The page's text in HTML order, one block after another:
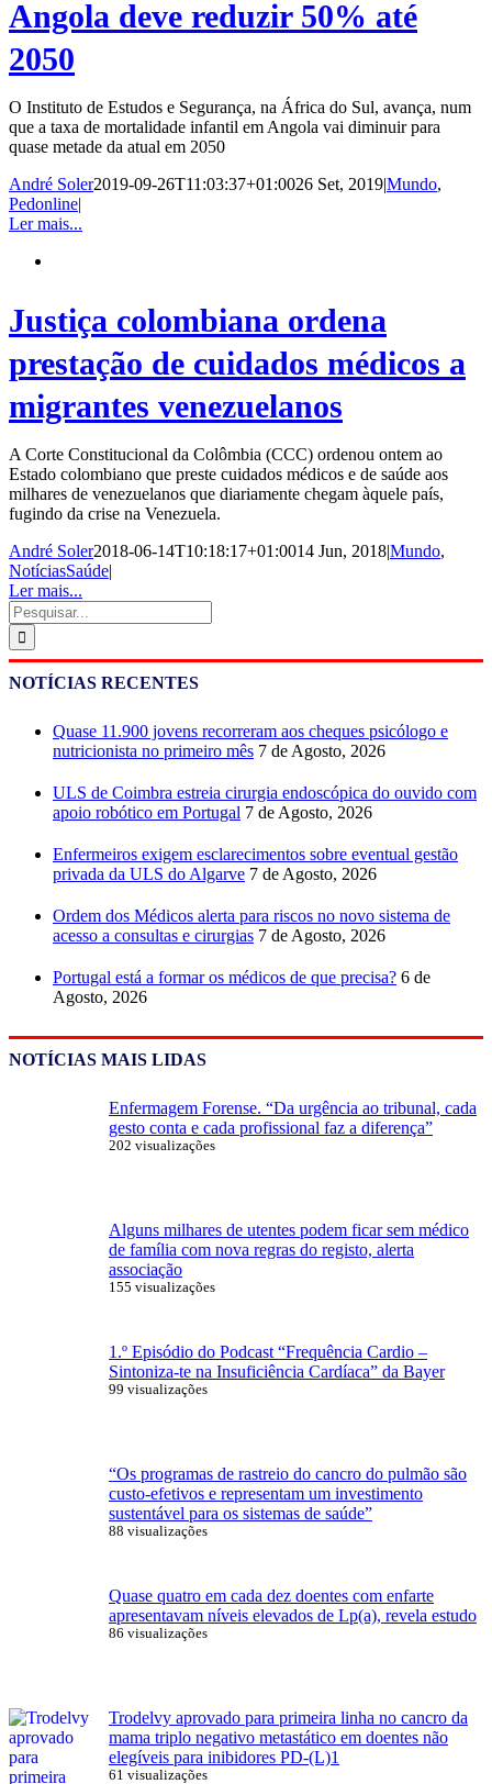
Angola deve reduzir 50% até
2050
O Instituto de Estudos e Segurança, na África do Sul, avança, num
que a taxa de mortalidade infantil em Angola vai diminuir para
quase metade da atual em 2050
André Soler2019-09-26T11:03:37+01:0026 Set, 2019|Mundo,
Pedonline|
Ler mais...
Justiça colombiana ordena
prestação de cuidados médicos a
migrantes venezuelanos
A Corte Constitucional da Colômbia (CCC) ordenou ontem ao
Estado colombiano que preste cuidados médicos e de saúde aos
milhares de venezuelanos que diariamente chegam àquele país,
fugindo da crise na Venezuela.
André Soler2018-06-14T10:18:17+01:0014 Jun, 2018|Mundo,
NotíciasSaúde|
Ler mais...
Pesquisar
NOTÍCIAS RECENTES
Quase 11.900 jovens recorreram aos cheques psicólogo e
nutricionista no primeiro mês 7 de Agosto, 2026
ULS de Coimbra estreia cirurgia endoscópica do ouvido com
apoio robótico em Portugal 7 de Agosto, 2026
Enfermeiros exigem esclarecimentos sobre eventual gestão
privada da ULS do Algarve 7 de Agosto, 2026
Ordem dos Médicos alerta para riscos no novo sistema de
acesso a consultas e cirurgias 7 de Agosto, 2026
Portugal está a formar os médicos de que precisa? 6 de
Agosto, 2026
NOTÍCIAS MAIS LIDAS
Enfermagem Forense. “Da urgência ao tribunal, cada
gesto conta e cada profissional faz a diferença”
202 visualizações
Alguns milhares de utentes podem ficar sem médico
de família com nova regras do registo, alerta
associação
155 visualizações
1.º Episódio do Podcast “Frequência Cardio –
Sintoniza-te na Insuficiência Cardíaca” da Bayer
99 visualizações
“Os programas de rastreio do cancro do pulmão são
custo-efetivos e representam um investimento
sustentável para os sistemas de saúde”
88 visualizações
Quase quatro em cada dez doentes com enfarte
apresentavam níveis elevados de Lp(a), revela estudo
86 visualizações
Trodelvy aprovado para primeira linha no cancro da
mama triplo negativo metastático em doentes não
elegíveis para inibidores PD-(L)1
61 visualizações